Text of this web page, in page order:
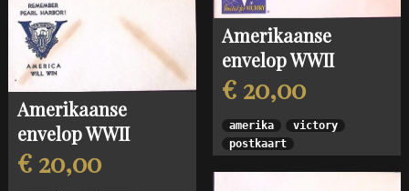
Amerikaanse
envelop WWII
€ 20,00
amerika
victory
postkaart
Amerikaanse
envelop WWII
€ 20,00